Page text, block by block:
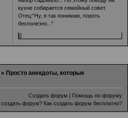
кухне собирается семейный совет.
Отец:"Ну, я так понимаю, пороть
бесполезно..."
0
» Просто анекдоты, которые
Создать форум | Помощь по форуму